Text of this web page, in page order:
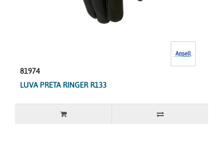
81974
LUVA PRETA RINGER R133